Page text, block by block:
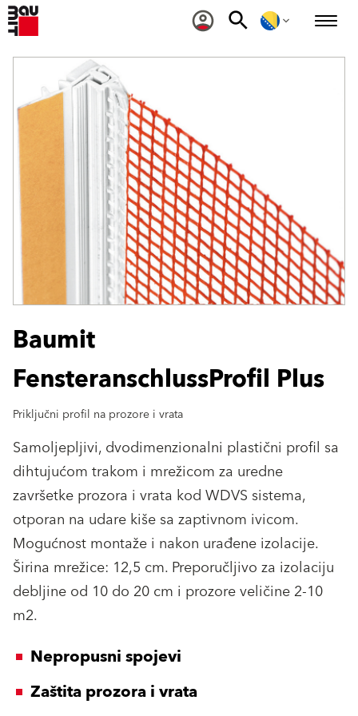
Baumit
FensteranschlussProfil Plus
Priključni profil na prozore i vrata
Samoljepljivi, dvodimenzionalni plastični profil sa
dihtujućom trakom i mrežicom za uredne
završetke prozora i vrata kod WDVS sistema,
otporan na udare kiše sa zaptivnom ivicom.
Mogućnost montaže i nakon urađene izolacije.
Širina mrežice: 12,5 cm. Preporučljivo za izolaciju
debljine od 10 do 20 cm i prozore veličine 2-10
m2.
Nepropusni spojevi
Zaštita prozora i vrata